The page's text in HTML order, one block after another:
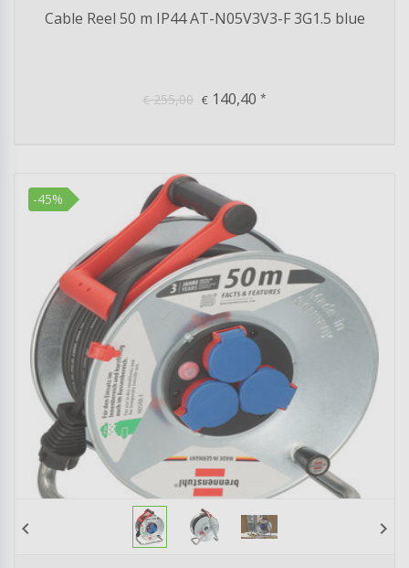
Cable Reel 50 m IP44 AT-N05V3V3-F 3G1.5 blue
€255,00 €140,40 *
-45%
chevron_left chevron_right